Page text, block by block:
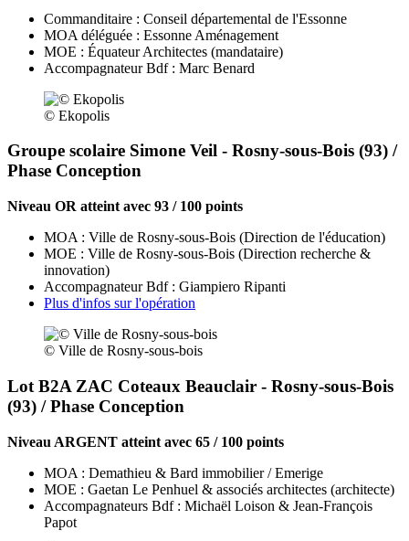
Commanditaire : Conseil départemental de l'Essonne
MOA déléguée : Essonne Aménagement
MOE : Équateur Architectes (mandataire)
Accompagnateur Bdf : Marc Benard
© Ekopolis
Groupe scolaire Simone Veil - Rosny-sous-Bois (93) /
Phase Conception
Niveau OR atteint avec 93 / 100 points
MOA : Ville de Rosny-sous-Bois (Direction de l'éducation)
MOE : Ville de Rosny-sous-Bois (Direction recherche &
innovation)
Accompagnateur Bdf : Giampiero Ripanti
Plus d'infos sur l'opération
© Ville de Rosny-sous-bois
Lot B2A ZAC Coteaux Beauclair - Rosny-sous-Bois
(93) / Phase Conception
Niveau ARGENT atteint avec 65 / 100 points
MOA : Demathieu & Bard immobilier / Emerige
MOE : Gaetan Le Penhuel & associés architectes (architecte)
Accompagnateurs Bdf : Michaël Loison & Jean-François
Papot